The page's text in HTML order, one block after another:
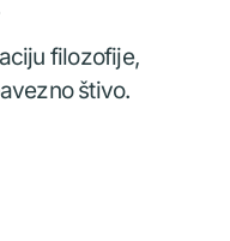
filozofije,
štivo.